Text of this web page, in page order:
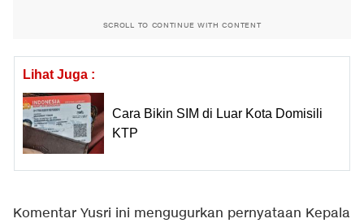
SCROLL TO CONTINUE WITH CONTENT
Lihat Juga :
Cara Bikin SIM di Luar Kota Domisili
KTP
Komentar Yusri ini mengugurkan pernyataan Kepala